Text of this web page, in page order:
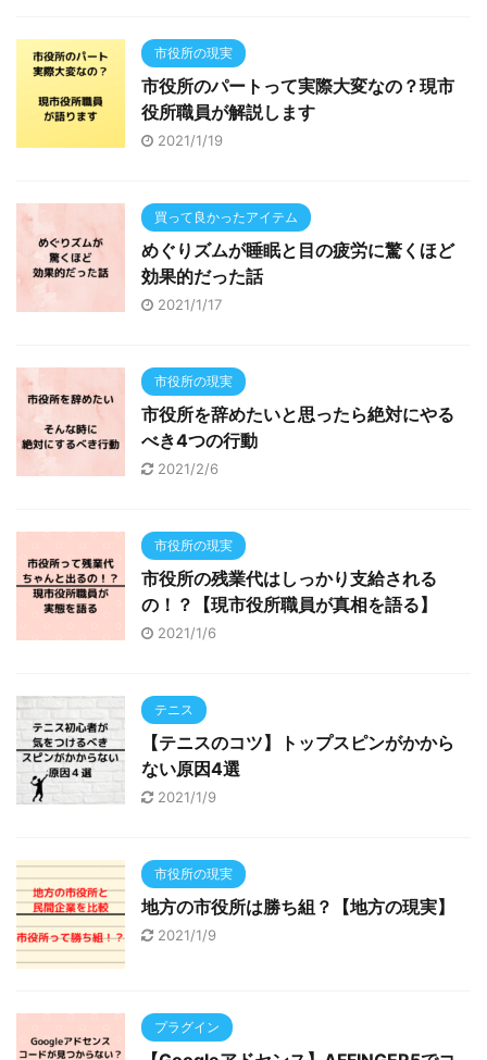
市役所の現実
市役所のパートって実際大変なの？現市
役所職員が解説します
2021/1/19
買って良かったアイテム
めぐりズムが睡眠と目の疲労に驚くほど
効果的だった話
2021/1/17
市役所の現実
市役所を辞めたいと思ったら絶対にやる
べき4つの行動
2021/2/6
市役所の現実
市役所の残業代はしっかり支給される
の！？【現市役所職員が真相を語る】
2021/1/6
テニス
【テニスのコツ】トップスピンがかから
ない原因4選
2021/1/9
市役所の現実
地方の市役所は勝ち組？【地方の現実】
2021/1/9
プラグイン